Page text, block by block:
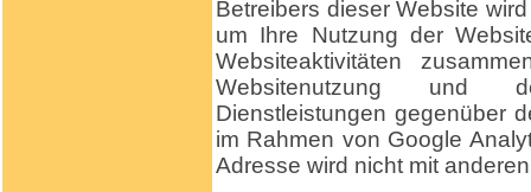
Betreibers dieser Website
um Ihre Nutzung der
Websiteaktivitäten
Websitenutzung und
Dienstleistungen gegenüber
im Rahmen von Google
Adresse wird nicht mit